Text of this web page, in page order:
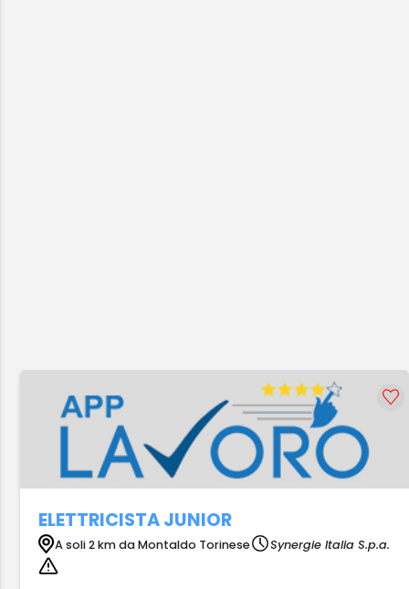
ELETTRICISTA JUNIOR
A soli 2 km da Montaldo Torinese Synergie Italia S.p.a.